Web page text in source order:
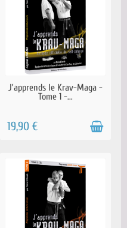
EN STOCK
J’apprends le Krav-Maga -
Tome 1 -...
19,90 €